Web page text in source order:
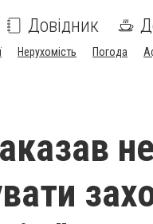
Довідник
Нерухомість Погода